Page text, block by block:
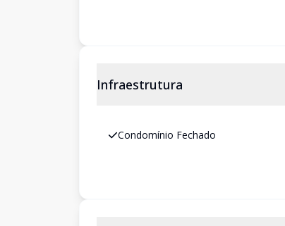
Infraestrutura
Condomínio Fechado